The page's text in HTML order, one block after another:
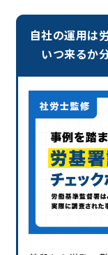
自社の運用は
いつ来るか